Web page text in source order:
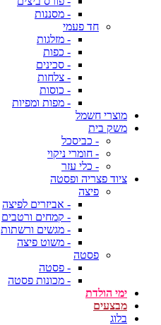
- מסננות
חד פעמי
- מזלגות
- כפות
- סכינים
- צלחות
- כוסות
- מפות ומפיות
מוצרי חשמל
משק בית
- כביסכל
- חומרי ניקוי
- כלי עזר
ציוד פצריה ופסטה
פיצה
- אביזרים לפיצה
- קמחים ורטבים
- מגשים ורשתות
- משוט פיצה
פסטה
- פסטה
- מכונות פסטה
ימי הולדת
מבצעים
בלוג